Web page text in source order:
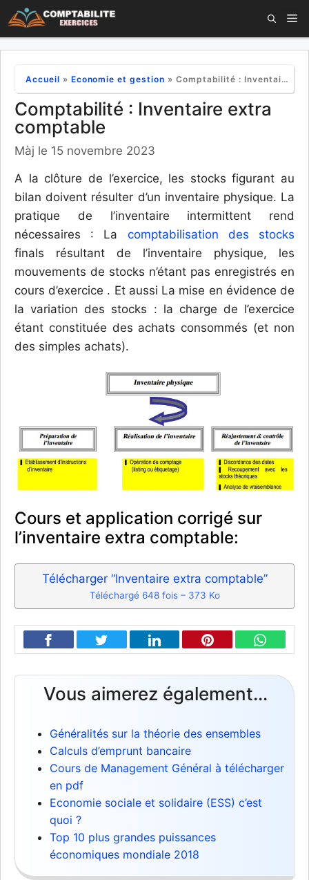
Aller
au
Accueil » Economie et gestion » Comptabilité : Inventaire extra comptable
Comptabilité : Inventaire extra
comptable
Màj le 15 novembre 2023
A la clôture de l’exercice, les stocks figurant au
bilan doivent résulter d’un inventaire physique. La
pratique de l’inventaire intermittent rend
nécessaires : La comptabilisation des stocks
finals résultant de l’inventaire physique, les
mouvements de stocks n’étant pas enregistrés en
cours d’exercice . Et aussi La mise en évidence de
la variation des stocks : la charge de l’exercice
étant constituée des achats consommés (et non
des simples achats).
Cours et application corrigé sur
l’inventaire extra comptable:
Télécharger “Inventaire extra comptable”
Téléchargé 648 fois – 373 Ko
Vous aimerez également...
Généralités sur la théorie des ensembles
Calculs d’emprunt bancaire
Cours de Management Général à télécharger
en pdf
Economie sociale et solidaire (ESS) c’est
quoi ?
Top 10 plus grandes puissances
économiques mondiale 2018